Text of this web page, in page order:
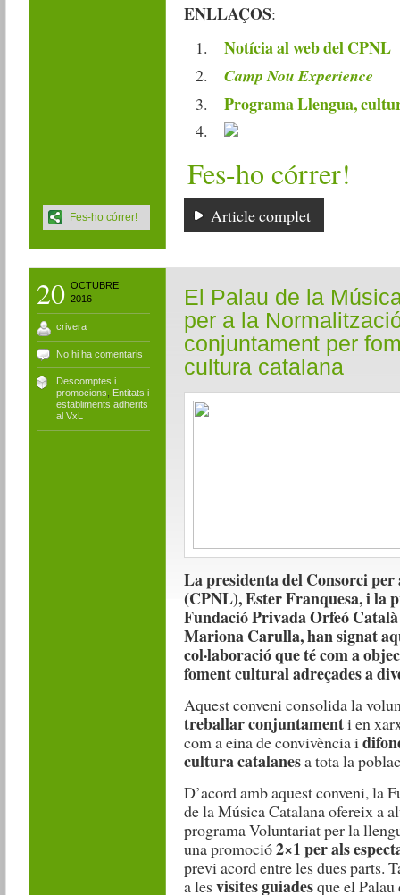
ENLLAÇOS:
Notícia al web del CPNL
Camp Nou Experience
Programa Llengua,
Fes-ho córrer!
Article complet
Fes-ho córrer!
20 OCTUBRE
2016
crivera
No hi ha comentaris
Descomptes i
promocions
Entitats i
establiments adherits
al VxL
El Palau de la
per a la
conjuntament per
cultura catalana
La presidenta del Consorci
(CPNL), Ester Franquesa, i la
Fundació Privada Orfeó
Mariona Carulla, han signat
col·laboració que té com a
foment cultural adreçades a
Aquest conveni consolida la
treballar conjuntamenti en
com a eina de convivència i
cultura catalanesa tota la
D’acord amb aquest conveni, la
de la Música Catalana ofereix a
programa Voluntariat per la
una promoció2×1 per als
previ acord entre les dues parts.
a lesvisites guiadesque el Palau